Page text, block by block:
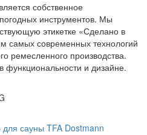
собственное
инструментов. Мы
этикетке «Сделано в
самых современных технологий
ремесленного производства.
функциональности и дизайне.
для сауны TFA Dostmann